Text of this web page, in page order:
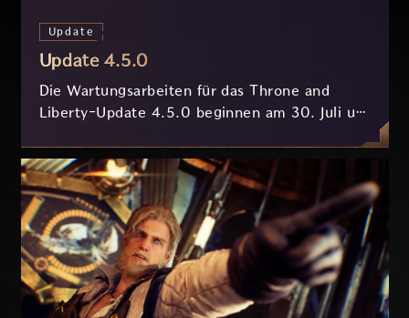
Update
Update 4.5.0
Die Wartungsarbeiten für das Throne and
Liberty-Update 4.5.0 beginnen am 30. Juli um
Stunden.